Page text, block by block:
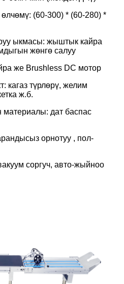
өлчөмү: (60-300) * (60-280) *
ыкмасы: жыштык кайра
жөнгө салуу
же Brushless DC мотор
кагаз түрлөрү, желим
ж.б.
материалы: дат баспас
орнотуу , пол-
соргуч, авто-жыйноо